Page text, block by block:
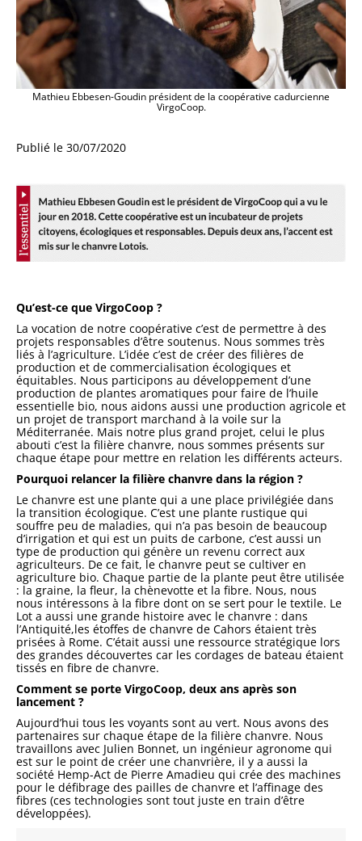
Mathieu Ebbesen-Goudin président de la coopérative cadurcienne
VirgoCoop.
Publié le 30/07/2020
Qu’est-ce que VirgoCoop ?
La vocation de notre coopérative c’est de permettre à des
projets responsables d’être soutenus. Nous sommes très
liés à l’agriculture. L’idée c’est de créer des filières de
production et de commercialisation écologiques et
équitables. Nous participons au développement d’une
production de plantes aromatiques pour faire de l’huile
essentielle bio, nous aidons aussi une production agricole et
un projet de transport marchand à la voile sur la
Méditerranée. Mais notre plus grand projet, celui le plus
abouti c’est la filière chanvre, nous sommes présents sur
chaque étape pour mettre en relation les différents acteurs.
Pourquoi relancer la filière chanvre dans la région ?
Le chanvre est une plante qui a une place privilégiée dans
la transition écologique. C’est une plante rustique qui
souffre peu de maladies, qui n’a pas besoin de beaucoup
d’irrigation et qui est un puits de carbone, c’est aussi un
type de production qui génère un revenu correct aux
agriculteurs. De ce fait, le chanvre peut se cultiver en
agriculture bio. Chaque partie de la plante peut être utilisée
: la graine, la fleur, la chènevotte et la fibre. Nous, nous
nous intéressons à la fibre dont on se sert pour le textile. Le
Lot a aussi une grande histoire avec le chanvre : dans
l’Antiquité,les étoffes de chanvre de Cahors étaient très
prisées à Rome. C’était aussi une ressource stratégique lors
des grandes découvertes car les cordages de bateau étaient
tissés en fibre de chanvre.
Comment se porte VirgoCoop, deux ans après son
lancement ?
Aujourd’hui tous les voyants sont au vert. Nous avons des
partenaires sur chaque étape de la filière chanvre. Nous
travaillons avec Julien Bonnet, un ingénieur agronome qui
est sur le point de créer une chanvrière, il y a aussi la
société Hemp-Act de Pierre Amadieu qui crée des machines
pour le défibrage des pailles de chanvre et l’affinage des
fibres (ces technologies sont tout juste en train d’être
développées).